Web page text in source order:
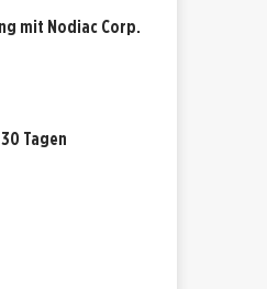
mit Nodiac Corp.
Tagen